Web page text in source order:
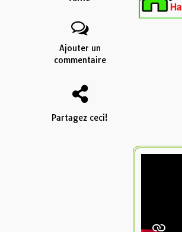
Ajouter un
commentaire
Partagez ceci!